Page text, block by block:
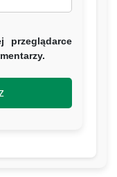
przeglądarce